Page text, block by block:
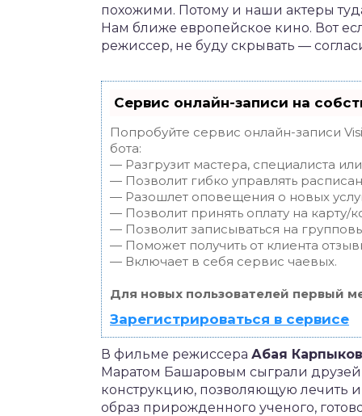
похожими. Потому и наши актеры
Нам ближе европейское кино. Вот
режиссер, не буду скрывать —
Сервис онлайн-записи на
Попробуйте сервис онлайн-записи
бота:
— Разгрузит мастера, специалиста
— Позволит гибко управлять
— Разошлет оповещения о новых
— Позволит принять оплату на карту/
— Позволит записываться на
— Поможет получить от клиента
— Включает в себя сервис чаевых.
Для новых пользователей первый
Зарегистрироваться в сервисе
В фильме режиссера Абая
Маратом Башаровым сыграли
конструкцию, позволяющую лечить
образ прирожденного ученого,